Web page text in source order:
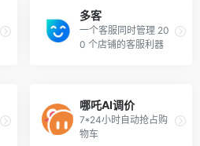
多客
一个客服同时管理 20
0 个店铺的客服利器
哪吒AI调价
7*24小时自动抢占购
物车